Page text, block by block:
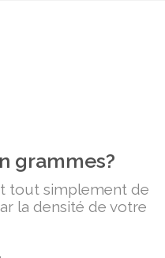
grammes?
tout simplement de
la densité de votre